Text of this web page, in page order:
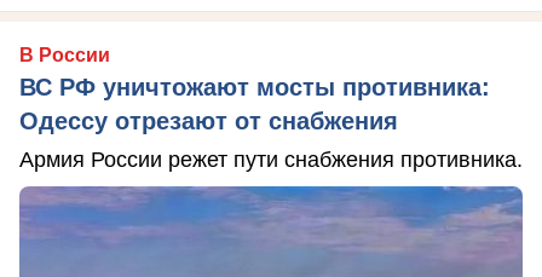
В России
ВС РФ уничтожают мосты противника:
Одессу отрезают от снабжения
Армия России режет пути снабжения противника.